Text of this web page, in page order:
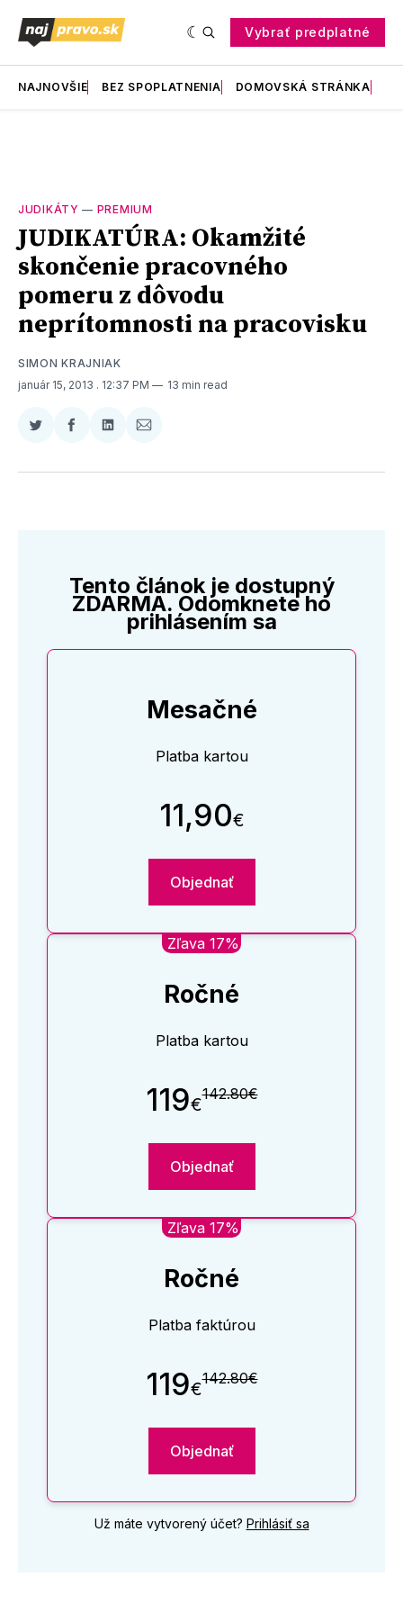
Vybrať predplatné
NAJNOVŠIE BEZ SPOPLATNENIA DOMOVSKÁ STRÁNKA
JUDIKÁTY — PREMIUM
JUDIKATÚRA: Okamžité
skončenie pracovného
pomeru z dôvodu
neprítomnosti na pracovisku
SIMON KRAJNIAK
január 15, 2013 . 12:37 PM 13 min read
Zdieľať
Twitter
Zdieľať
Facebooku
Zdieľať
LinkedIne
Zdieľať
E-
Tento článok je dostupný
ZDARMA. Odomknete ho
prihlásením sa
Mesačné
Platba kartou
11,90€
Objednať
Zľava 17%
Ročné
Platba kartou
119€142.80€
Objednať
Zľava 17%
Ročné
Platba faktúrou
119€142.80€
Objednať
Už máte vytvorený účet? Prihlásiť sa